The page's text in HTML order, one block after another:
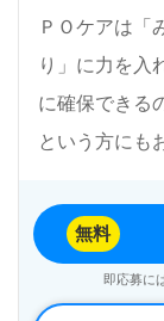
ＰＯケアは「
り」に力を入
に確保できる
という方にも
無料
即応募に